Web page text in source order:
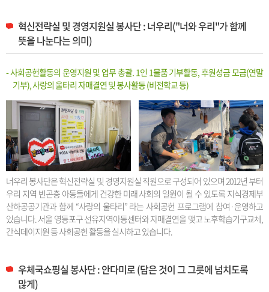
혁신전략실 및 경영지원실 봉사단 : 너우리("너와 우리"가 함께
뜻을 나눈다는 의미)
- 사회공헌활동의 운영지원 및 업무 총괄. 1인 1물품 기부활동, 후원성금 모금(연말
기부), 사랑의 울타리 자매결연 및 봉사활동 (비전학교 등)
너우리 봉사단은 혁신전략실 및 경영지원실 직원으로 구성되어 있으며 2012년 부터
우리 지역 빈곤층 아동들에게 건강한 미래 사회의 일원이 될 수 있도록 지식경제부
산하공공기관과 함께 “사랑의 울타리” 라는 사회공헌 프로그램에 참여·운영하고
있습니다. 서울 영등포구 선유지역아동센터와 자매결연을 맺고 노후학습기구교체,
간식데이지원 등 사회공헌 활동을 실시하고 있습니다.
우체국쇼핑실 봉사단 : 안다미로 (담은 것이 그 그릇에 넘치도록
많게)